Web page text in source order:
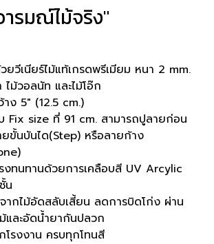
ารมณ์ไม้จริง"
ยวีเนียร์ไม้แท้เกรดพรีเมียม หนา 2 mm.
ม้วอลนัท และไม้โอ๊ก
ง 5" (12.5 cm.)
Fix size ที่ 91 cm. สามารถปูลายก่อน
ขั้นบันได(Step) หรือลายก้าง
งทนทานด้วยการเคลือบสี UV Arcylic
น
ากไม้อัดสลับเสี้ยน ลดการบิดโก่ง ผ่าน
และอัดน้ำยากันปลวก
โรงงาน ครบทุกโทนสี